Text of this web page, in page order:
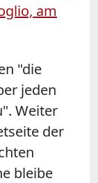
am
"die
jeden
Weiter
der
bleibe